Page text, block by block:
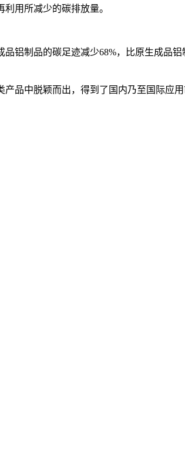
用所减少的碳排放量。
铝制品的碳足迹减少68%，比原生成品
品中脱颖而出，得到了国内乃至国际应